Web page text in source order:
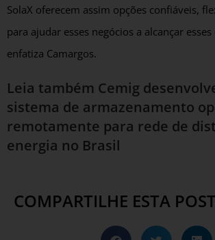
SolaX oferecem assim opções confiáveis,
para ajudar esses negócios a alcançar esses
enfatiza Camargos.
Leia também Cemig
sistema de armazenamento
remotamente para rede de
energia no Brasil
COMPARTILHE ESTA